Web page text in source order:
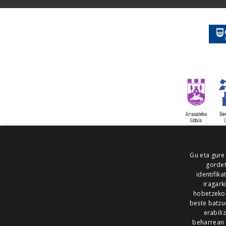
Gu eta
hobetzeko.
beste
beharrean